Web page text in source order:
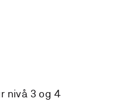
nivå 3 og 4